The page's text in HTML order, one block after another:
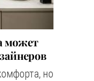
может
но